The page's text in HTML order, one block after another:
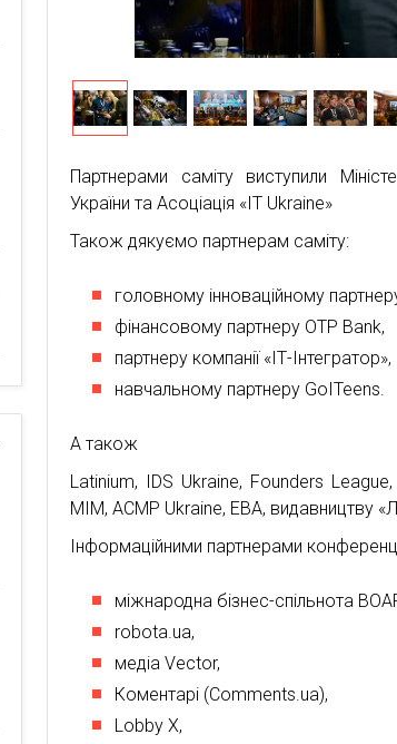
Партнерами саміту виступили
України та Асоціація «IT Ukraine»
Також дякуємо партнерам саміту:
головному інноваційному
фінансовому партнеру OTP Bank,
партнеру компанії «ІТ-Інтегратор»,
навчальному партнеру GoITeens.
А також
Latinium, IDS Ukraine, Founders
МІМ, ACMP Ukraine, EBA, видавництву
Інформаційними партнерами
міжнародна бізнес-спільнота
robota.ua,
медіа Vector,
Коментарі (Comments.ua),
Lobby X,